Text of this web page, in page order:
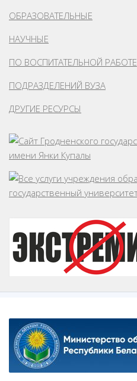
ОБРАЗОВАТЕЛЬНЫЕ
НАУЧНЫЕ
ПО ВОСПИТАТЕЛЬНОЙ РАБОТЕ
ПОДРАЗДЕЛЕНИЙ ВУЗА
ДРУГИЕ РЕСУРСЫ